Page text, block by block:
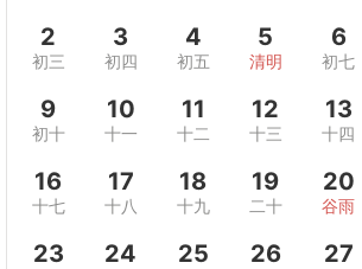
2
初三
3
初四
4
初五
5
清明
6
初七
9
初十
10
十一
11
十二
12
十三
13
十四
16
十七
17
十八
18
十九
19
二十
20
谷雨
23 24 25 26 27